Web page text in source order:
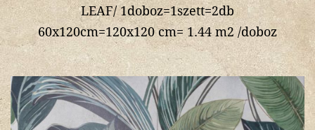
LEAF/ 1doboz=1szett=2db
60x120cm=120x120 cm= 1.44 m2 /doboz